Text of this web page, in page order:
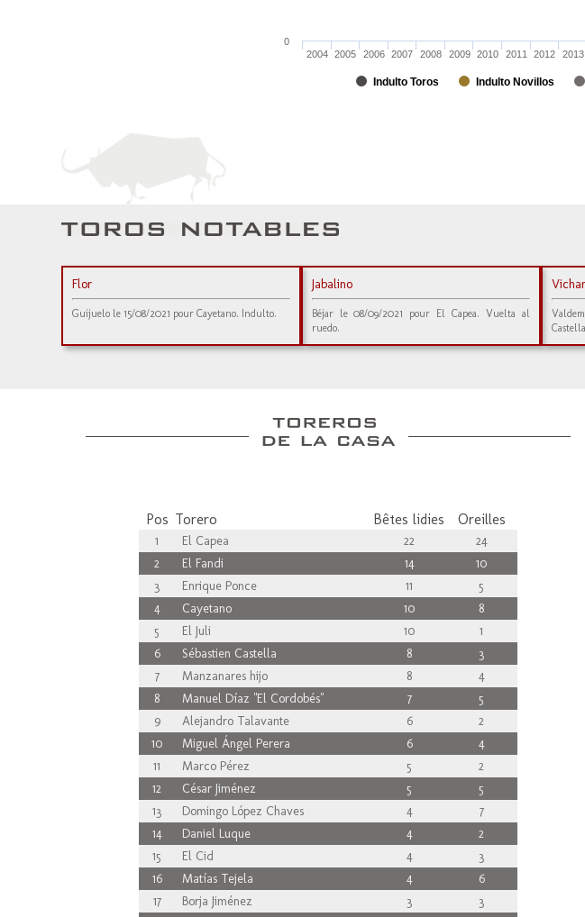
Indulto Toros Indulto Novillos
2004 2005 2006 2007 2008 2009 2010 2011 2012 2013
0
Flor
Guijuelo le 15/08/2021 pour Cayetano. Indulto.
Jabalino
Béjar le 08/09/2021 pour El Capea. Vuelta al
ruedo.
Pos Torero Bêtes lidies Oreilles
1 El Capea 22
24
2
El Fandi 14
10
3
Enrique Ponce 11
5
4
Cayetano 10
8
5
El Juli 10
1
6
Sébastien Castella 8
3
7
Manzanares hijo 8
4
8
Manuel Díaz "El Cordobés" 7
5
9
Alejandro Talavante 6
2
10
Miguel Ángel Perera 6
4
11
Marco Pérez 5
2
12
César Jiménez 5
5
13
Domingo López Chaves 4
7
14
Daniel Luque 4
2
15
El Cid 4
3
16
Matías Tejela 4
6
17
Borja Jiménez 3
3